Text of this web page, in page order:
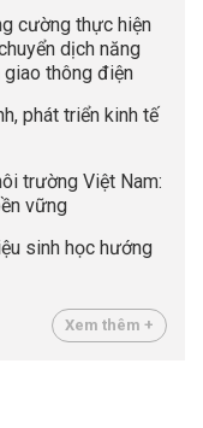
cường thực hiện
dịch năng
thông điện
phát triển kinh tế
trường Việt Nam:
vững
sinh học hướng
Xem thêm +